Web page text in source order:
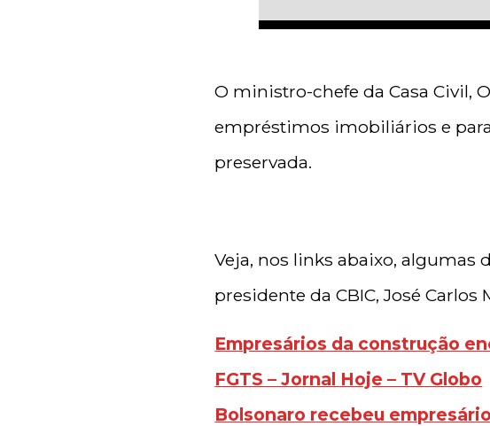
O ministro-chefe da Casa Civil,
empréstimos imobiliários e
preservada.
Veja, nos links abaixo, algumas
presidente da CBIC, José Carlos
Empresários da construção
FGTS – Jornal Hoje – TV Globo
Bolsonaro recebeu